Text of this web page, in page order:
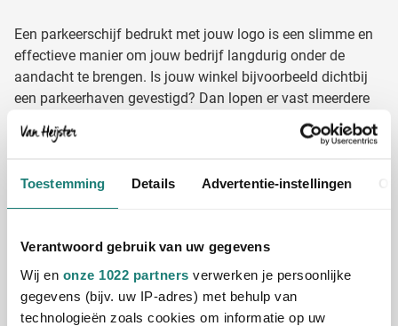
Toestemming Details Advertentie-instellingen
Verantwoord gebruik van uw gegevens
Wij en onze 1022 partners verwerken je persoonlijke
gegevens (bijv. uw IP-adres) met behulp van
technologieën zoals cookies om informatie op uw
Een parkeerschijf bedrukt met jouw logo is een slimme en
effectieve manier om jouw bedrijf langdurig onder de
aandacht te brengen. Is jouw winkel bijvoorbeeld dichtbij
een parkeerhaven gevestigd? Dan lopen er vast meerdere
keren per dag mensen binnen met de vraag of jullie
parkeerschijven verkopen. Hoe fijn is het om dan een
De ontvanger zal er langere tijd, meerdere keren plezier van
hebben en elke keer jouw logo langs zien komen.
Maak er een leuk autopakket van in combinatie met een
bedrukteauto opladers,veiligheidshesjesen een
noodhamer .
Ontvang gratis een digitaal voorbeeld